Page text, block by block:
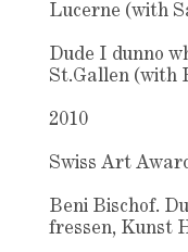
Lucerne (with
Dude I dunno
St.Gallen (with
2010
Swiss Art
Beni Bischof.
fressen, Kunst